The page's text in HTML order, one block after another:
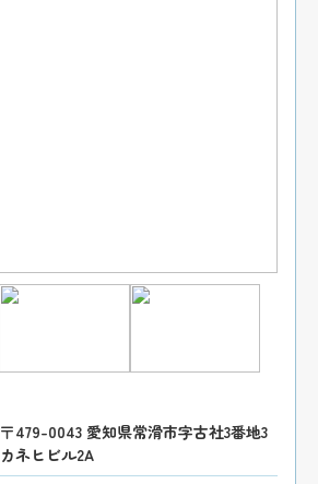
〒479-0043 愛知県常滑市字古社3番地3
カネヒビル2A